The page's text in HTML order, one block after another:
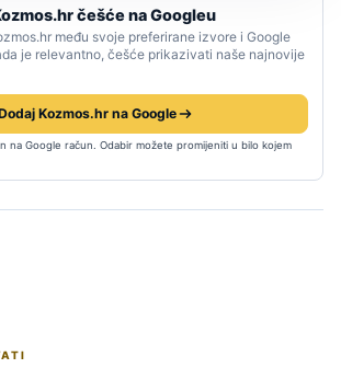
češće na Googleu
među svoje preferirane izvore i Google
je relevantno, češće prikazivati naše najnovije
Kozmos.hr na Google
na Google račun. Odabir možete promijeniti u bilo kojem